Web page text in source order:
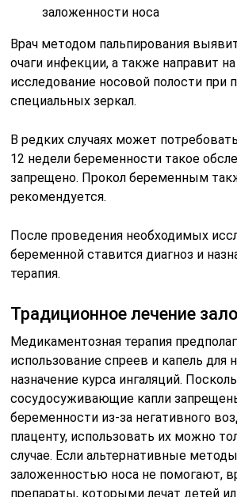
заложенности носа
Врач методом пальпирования
очаги инфекции, а также направит
исследование носовой полости при
специальных зеркал.
В редких случаях может
12 недели беременности такое
запрещено. Прокол беременным
рекомендуется.
После проведения необходимых
беременной ставится диагноз и
терапия.
Традиционное лечение
Медикаментозная терапия
использование спреев и капель для
назначение курса ингаляций.
сосудосуживающие капли
беременности из-за негативного
плаценту, использовать их можно
случае. Если альтернативные
заложенностью носа не помогают,
препараты, которыми лечат детей